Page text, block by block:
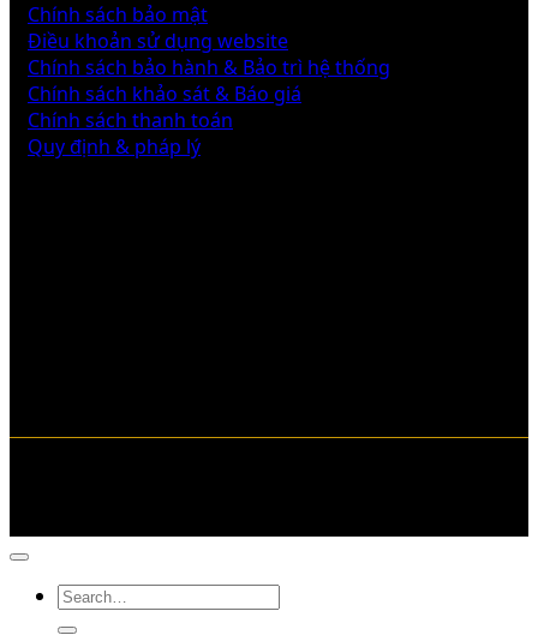
Chính sách bảo mật
Điều khoản sử dụng website
Chính sách bảo hành & Bảo trì hệ thống
Chính sách khảo sát & Báo giá
Chính sách thanh toán
Quy định & pháp lý